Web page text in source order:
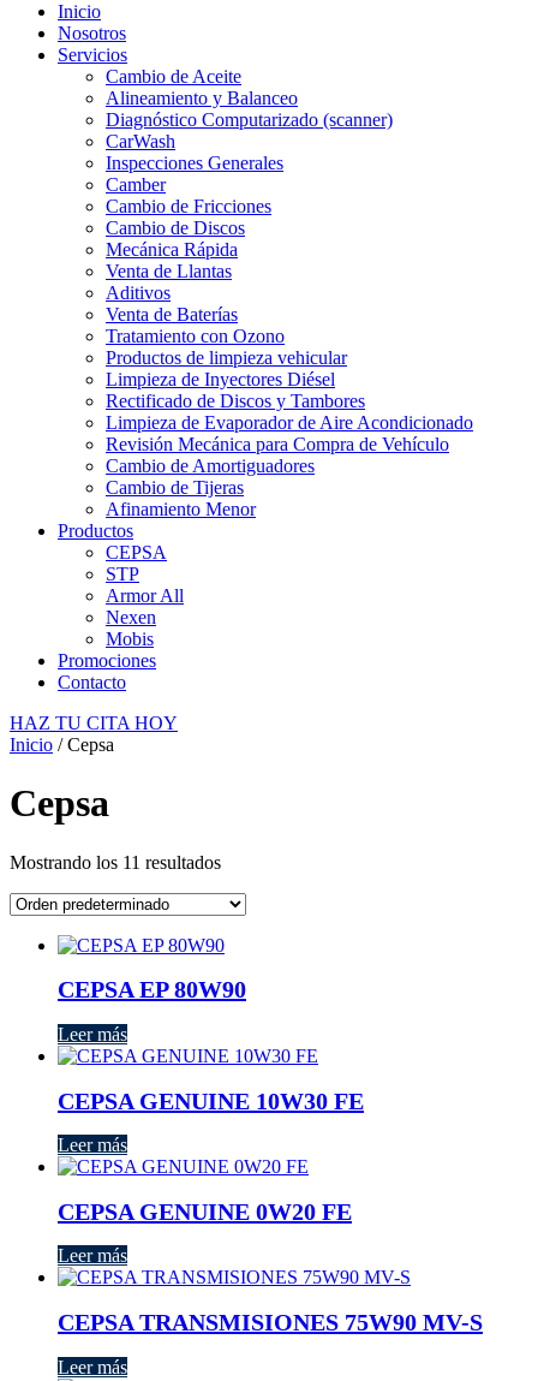
Inicio
Nosotros
Servicios
Cambio de Aceite
Alineamiento y Balanceo
Diagnóstico Computarizado (scanner)
CarWash
Inspecciones Generales
Camber
Cambio de Fricciones
Cambio de Discos
Mecánica Rápida
Venta de Llantas
Aditivos
Venta de Baterías
Tratamiento con Ozono
Productos de limpieza vehicular
Limpieza de Inyectores Diésel
Rectificado de Discos y Tambores
Limpieza de Evaporador de Aire Acondicionado
Revisión Mecánica para Compra de Vehículo
Cambio de Amortiguadores
Cambio de Tijeras
Afinamiento Menor
Productos
CEPSA
STP
Armor All
Nexen
Mobis
Promociones
Contacto
HAZ TU CITA HOY
Inicio / Cepsa
Cepsa
Mostrando los 11 resultados
CEPSA EP 80W90
Leer más
CEPSA GENUINE 10W30 FE
Leer más
CEPSA GENUINE 0W20 FE
Leer más
CEPSA TRANSMISIONES 75W90 MV-S
Leer más